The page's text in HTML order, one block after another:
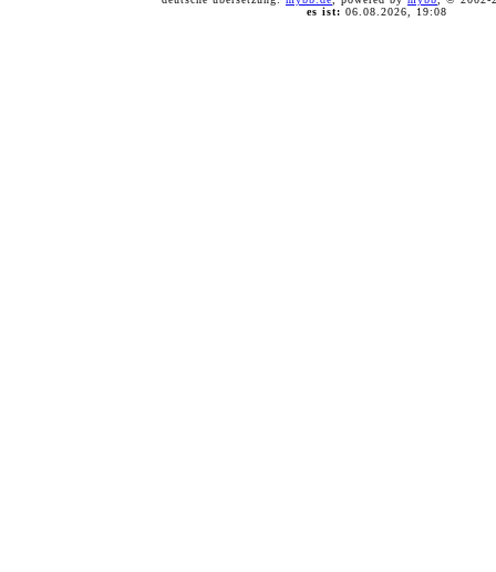
es ist: 06.08.2026, 19:08